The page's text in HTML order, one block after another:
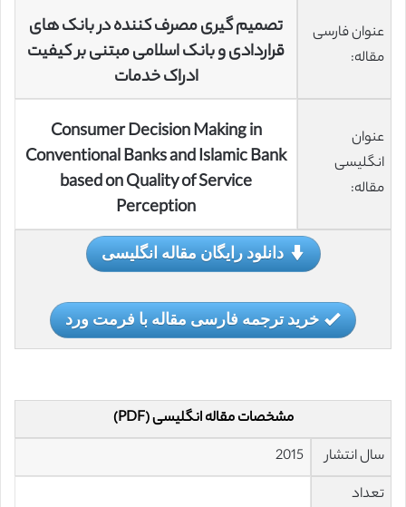
عنوان فارسی
مقاله:
تصمیم گیری مصرف کننده در بانک های
قراردادی و بانک اسلامی مبتنی بر کیفیت
ادراک خدمات
عنوان
انگلیسی
مقاله:
Consumer Decision Making in
Conventional Banks and Islamic Bank
based on Quality of Service
Perception
دانلود رایگان مقاله انگلیسی
خرید ترجمه فارسی مقاله با فرمت ورد
مشخصات مقاله انگلیسی (PDF)
سال انتشار
2015
تعداد